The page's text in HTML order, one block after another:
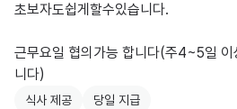
초보자도쉽게할수있습니다.
근무요일 협의가능 합니다(주4~5일 이
니다)
식사 제공 당일 지급